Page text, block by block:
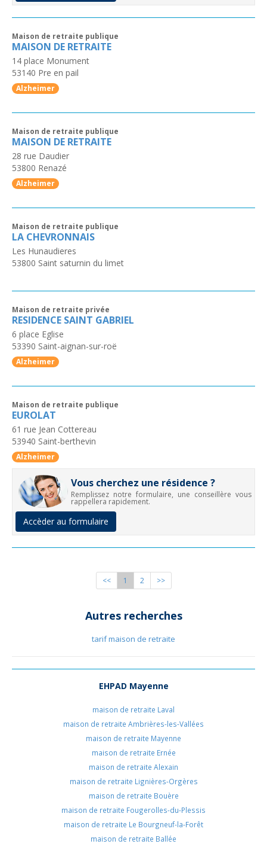
Maison de retraite publique
MAISON DE RETRAITE
14 place Monument
53140 Pre en pail
Alzheimer
Maison de retraite publique
MAISON DE RETRAITE
28 rue Daudier
53800 Renazé
Alzheimer
Maison de retraite publique
LA CHEVRONNAIS
Les Hunaudieres
53800 Saint saturnin du limet
Maison de retraite privée
RESIDENCE SAINT GABRIEL
6 place Eglise
53390 Saint-aignan-sur-roë
Alzheimer
Maison de retraite publique
EUROLAT
61 rue Jean Cottereau
53940 Saint-berthevin
Alzheimer
Vous cherchez une résidence ?
Remplissez notre formulaire, une conseillère vous
rappellera rapidement.
Accèder au formulaire
<< 1 2 >>
Autres recherches
tarif maison de retraite
EHPAD Mayenne
maison de retraite Laval
maison de retraite Ambrières-les-Vallées
maison de retraite Mayenne
maison de retraite Ernée
maison de retraite Alexain
maison de retraite Lignières-Orgères
maison de retraite Bouère
maison de retraite Fougerolles-du-Plessis
maison de retraite Le Bourgneuf-la-Forêt
maison de retraite Ballée